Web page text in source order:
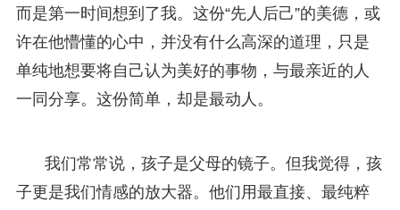
而是第一时间想到了我。这份“先人后己”的美德，或
许在他懵懂的心中，并没有什么高深的道理，只是
单纯地想要将自己认为美好的事物，与最亲近的人
一同分享。这份简单，却是最动人。
我们常常说，孩子是父母的镜子。但我觉得，孩
子更是我们情感的放大器。他们用最直接、最纯粹